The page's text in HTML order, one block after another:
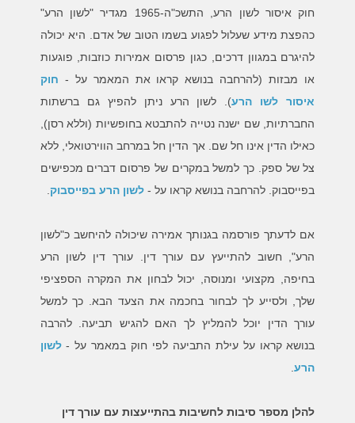
חוק איסור לשון הרע, התשכ"ה-1965 מגדיר "לשון הרע"
כהפצת מידע שעלול לפגוע בשמו הטוב של אדם. היא יכולה
להיגרם במגוון דרכים, כגון פרסום אמירות כוזבות, פוגעות
או מבזות (להרחבה בנושא קראו את המאמר על - חוק
איסור לשו הרע). לשון הרע ניתן להפיץ גם ברשתות
החברתיות, שם ישנה נטייה להתבטא בחופשיות (וללא רסן),
כאילו הדין אינו חל שם. אך הדין חל במרחב הווירטואלי, ללא
צל של ספק. כך למשל במקרים של פרסום דברים מכפישים
בפייסבוק. להרחבה בנושא קראו על - לשון הרע בפייסבוק.
אם לדעתך פורסמה בגנותך אמירה שיכולה להיחשב כ"לשון
הרע", חשוב להתייעץ עם עורך דין. עורך דין לשון הרע
בחיפה, מקצועי ומנוסה, יכול לבחון את המקרה הספציפי
שלך, ולסייע לך לבחור בחכמה את הצעד הבא. כך למשל
עורך הדין יוכל להמליץ לך האם להגיש תביעה. להרבה
בנושא קראו על עילת התביעה לפי חוק במאמר על -לשון
הרע.
להלן מספר סיבות לחשיבות בהתייעצות עם עורך דין